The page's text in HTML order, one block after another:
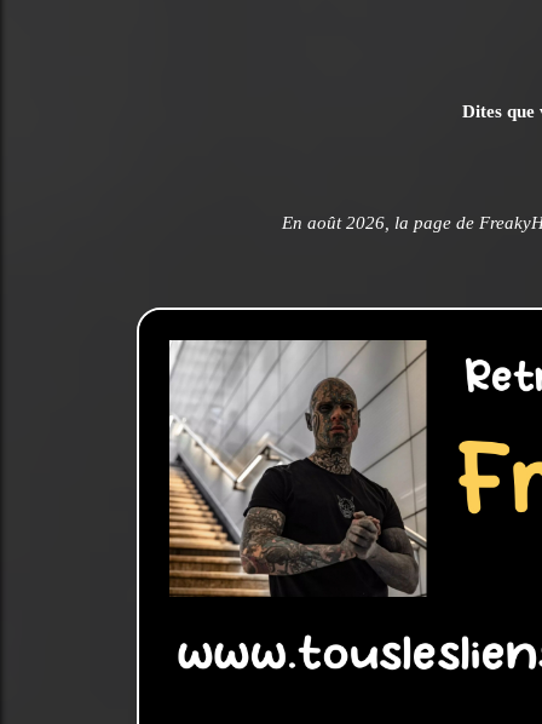
Dites que
En août 2026, la page de